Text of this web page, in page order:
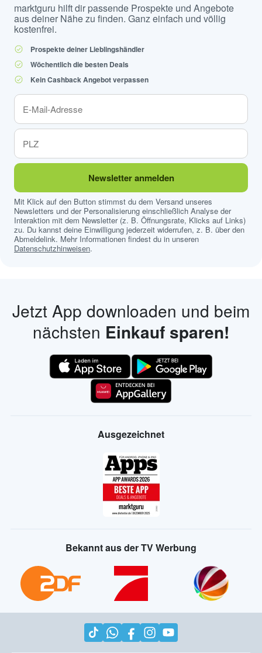
marktguru hilft dir passende Prospekte und Angebote
aus deiner Nähe zu finden. Ganz einfach und völlig
kostenfrei.
Prospekte deiner Lieblingshändler
Wöchentlich die besten Deals
Kein Cashback Angebot verpassen
Newsletter anmelden
Mit Klick auf den Button stimmst du dem Versand unseres
Newsletters und der Personalisierung einschließlich Analyse der
Interaktion mit dem Newsletter (z. B. Öffnungsrate, Klicks auf Links)
zu. Du kannst deine Einwilligung jederzeit widerrufen, z. B. über den
Abmeldelink. Mehr Informationen findest du in unseren
Datenschutzhinweisen.
Jetzt App downloaden und beim
nächsten Einkauf sparen!
Ausgezeichnet
Bekannt aus der TV Werbung